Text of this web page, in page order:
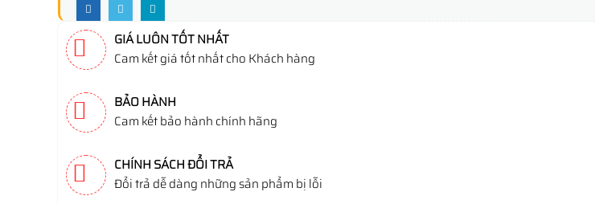
GIÁ LUÔN TỐT NHẤT
Cam kết giá tốt nhất cho Khách hàng
BẢO HÀNH
Cam kết bảo hành chính hãng
CHÍNH SÁCH ĐỔI TRẢ
Đổi trả dễ dàng những sản phẩm bị lỗi